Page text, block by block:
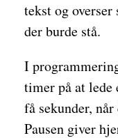
tekst og
der burde stå.
I
timer på at lede
få sekunder,
Pausen giver